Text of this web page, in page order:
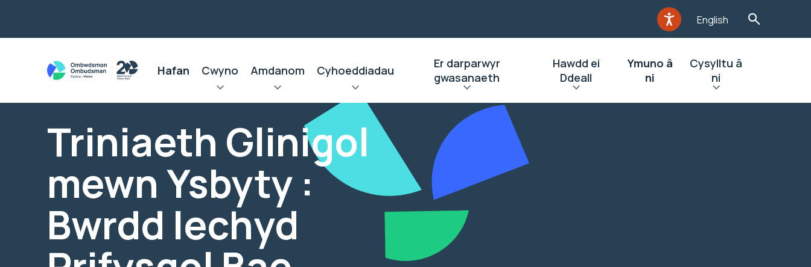
English
Hafan Cwyno Amdanom Cyhoeddiadau
Er darparwyr
gwasanaeth
Hawdd ei
Ddeall
Ymuno â
ni
Cysylltu â
ni
Triniaeth Glinigol
mewn Ysbyty :
Bwrdd Iechyd